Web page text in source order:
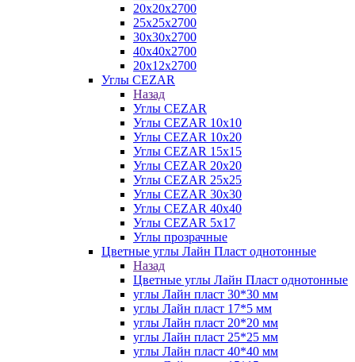
20х20х2700
25х25х2700
30х30х2700
40х40х2700
20х12х2700
Углы CEZAR
Назад
Углы CEZAR
Углы CEZAR 10х10
Углы CEZAR 10х20
Углы CEZAR 15х15
Углы CEZAR 20х20
Углы CEZAR 25х25
Углы CEZAR 30х30
Углы CEZAR 40х40
Углы CEZAR 5х17
Углы прозрачные
Цветные углы Лайн Пласт однотонные
Назад
Цветные углы Лайн Пласт однотонные
углы Лайн пласт 30*30 мм
углы Лайн пласт 17*5 мм
углы Лайн пласт 20*20 мм
углы Лайн пласт 25*25 мм
углы Лайн пласт 40*40 мм